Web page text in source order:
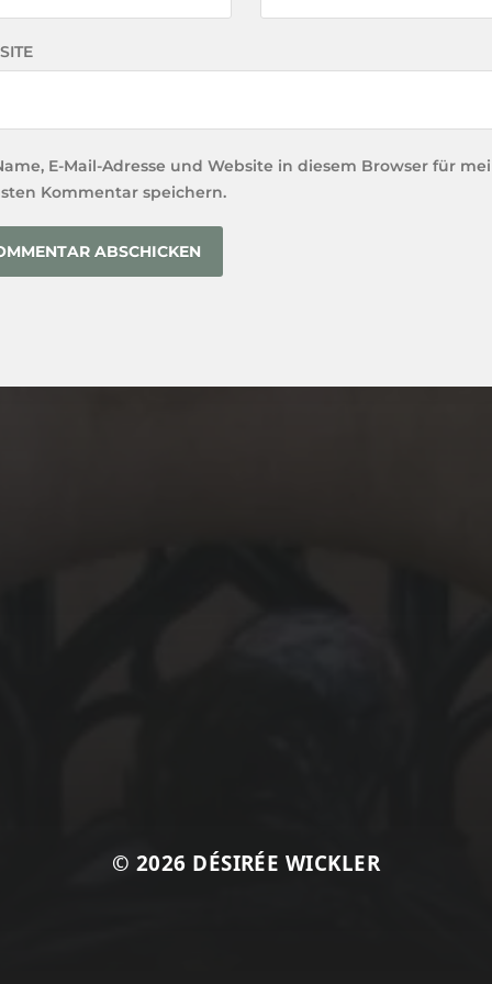
E-Mail-Adresse und Website in diesem Browser für
Kommentar speichern.
© 2026 DÉSIRÉE WICKLER